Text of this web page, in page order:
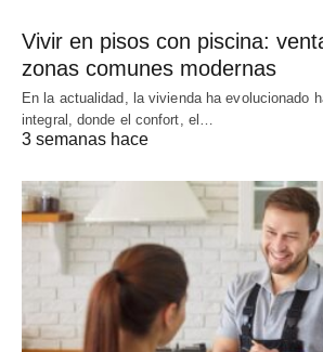
Vivir en pisos con piscina:
zonas comunes modernas
En la actualidad, la vivienda ha evolucionado
integral, donde el confort, el…
3 semanas hace